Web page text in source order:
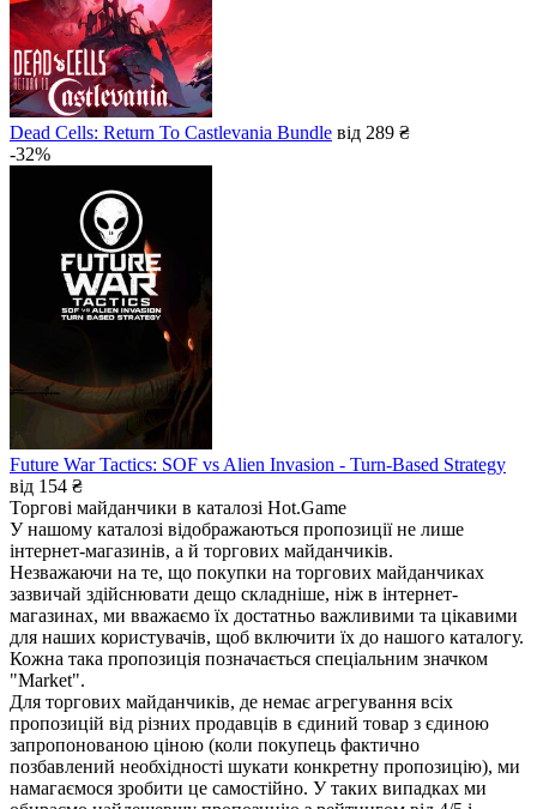
Dead Cells: Return To Castlevania Bundle від 289 ₴
-32%
Future War Tactics: SOF vs Alien Invasion - Turn-Based Strategy
від 154 ₴
Торгові майданчики в каталозі Hot.Game
У нашому каталозі відображаються пропозиції не лише
інтернет-магазинів, а й торгових майданчиків.
Незважаючи на те, що покупки на торгових майданчиках
зазвичай здійснювати дещо складніше, ніж в інтернет-
магазинах, ми вважаємо їх достатньо важливими та цікавими
для наших користувачів, щоб включити їх до нашого каталогу.
Кожна така пропозиція позначається спеціальним значком
"Market".
Для торгових майданчиків, де немає агрегування всіх
пропозицій від різних продавців в єдиний товар з єдиною
запропонованою ціною (коли покупець фактично
позбавлений необхідності шукати конкретну пропозицію), ми
намагаємося зробити це самостійно. У таких випадках ми